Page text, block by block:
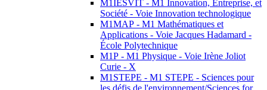
M1IESVIT - M1 Innovation, Entreprise, et
Société - Voie Innovation technologique
M1MAP - M1 Mathématiques et
Applications - Voie Jacques Hadamard -
École Polytechnique
M1P - M1 Physique - Voie Irène Joliot
Curie - X
M1STEPE - M1 STEPE - Sciences pour
les défis de l'environnement/Sciences for